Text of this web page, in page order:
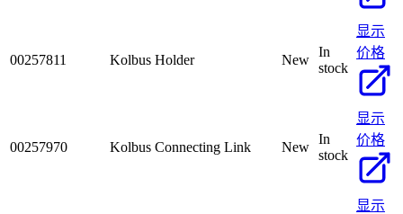
00257811 Kolbus Holder New
In
stock
显示
价格
00257970 Kolbus Connecting Link New
In
stock
显示
价格
显示